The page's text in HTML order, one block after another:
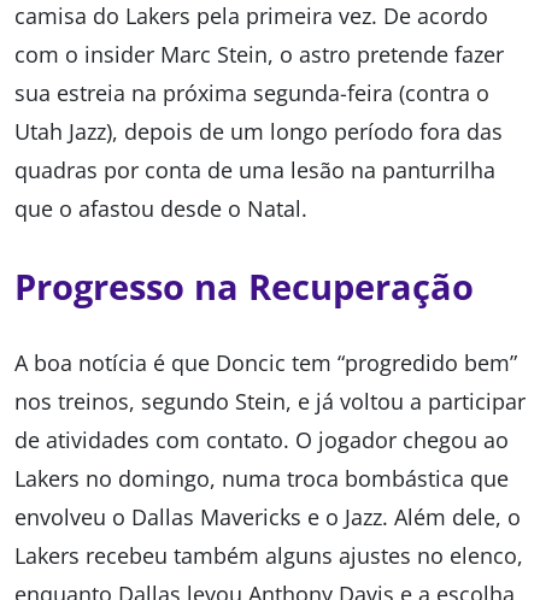
camisa do Lakers pela primeira vez. De acordo
com o insider Marc Stein, o astro pretende fazer
sua estreia na próxima segunda-feira (contra o
Utah Jazz), depois de um longo período fora das
quadras por conta de uma lesão na panturrilha
que o afastou desde o Natal.
Progresso na Recuperação
A boa notícia é que Doncic tem “progredido bem”
nos treinos, segundo Stein, e já voltou a participar
de atividades com contato. O jogador chegou ao
Lakers no domingo, numa troca bombástica que
envolveu o Dallas Mavericks e o Jazz. Além dele, o
Lakers recebeu também alguns ajustes no elenco,